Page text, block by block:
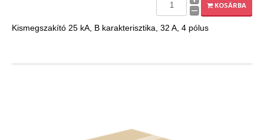
KOSÁRBA
Kismegszakító 25 kA, B karakterisztika, 32 A, 4 pólus